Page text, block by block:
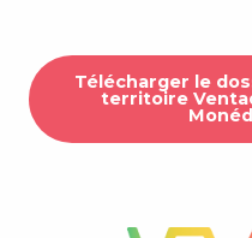
Télécharger le
territoire